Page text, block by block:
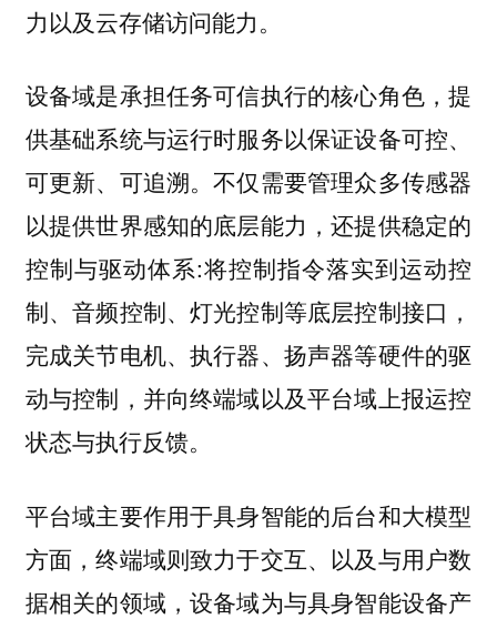
力以及云存储访问能力。
设备域是承担任务可信执行的核心角色，提
供基础系统与运行时服务以保证设备可控、
可更新、可追溯。不仅需要管理众多传感器
以提供世界感知的底层能力，还提供稳定的
控制与驱动体系:将控制指令落实到运动控
制、音频控制、灯光控制等底层控制接口，
完成关节电机、执行器、扬声器等硬件的驱
动与控制，并向终端域以及平台域上报运控
状态与执行反馈。
平台域主要作用于具身智能的后台和大模型
方面，终端域则致力于交互、以及与用户数
据相关的领域，设备域为与具身智能设备产